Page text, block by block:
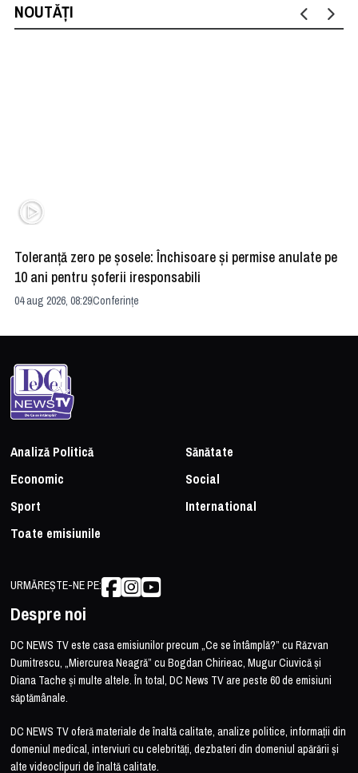
NOUTĂȚI
Toleranță zero pe șosele: Închisoare și permise anulate pe
10 ani pentru șoferii iresponsabili
04 aug 2026, 08:29Conferințe
Analiză Politică
Sănătate
Economic
Social
Sport
International
Toate emisiunile
URMĂREȘTE-NE PE:
Despre noi
DC NEWS TV este casa emisiunilor precum „Ce se întâmplă?” cu Răzvan
Dumitrescu, „Miercurea Neagră” cu Bogdan Chirieac, Mugur Ciuvică și
Diana Tache și multe altele. În total, DC News TV are peste 60 de emisiuni
săptămânale.
DC NEWS TV oferă materiale de înaltă calitate, analize politice, informații din
domeniul medical, interviuri cu celebrități, dezbateri din domeniul apărării și
alte videoclipuri de înaltă calitate.